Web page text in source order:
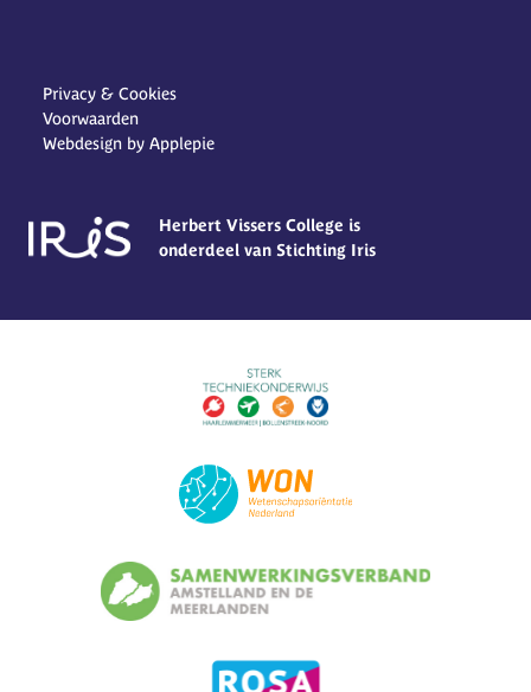
Privacy & Cookies
Voorwaarden
Webdesign by Applepie
Herbert Vissers College is
onderdeel van Stichting Iris